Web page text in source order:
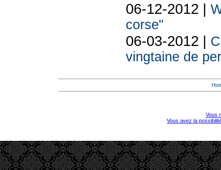
06-12-2012 |
corse"
06-03-2012 |
vingtaine de
Vous
Vous avez la